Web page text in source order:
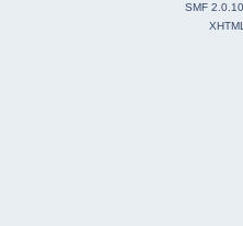
SMF 2.0.10